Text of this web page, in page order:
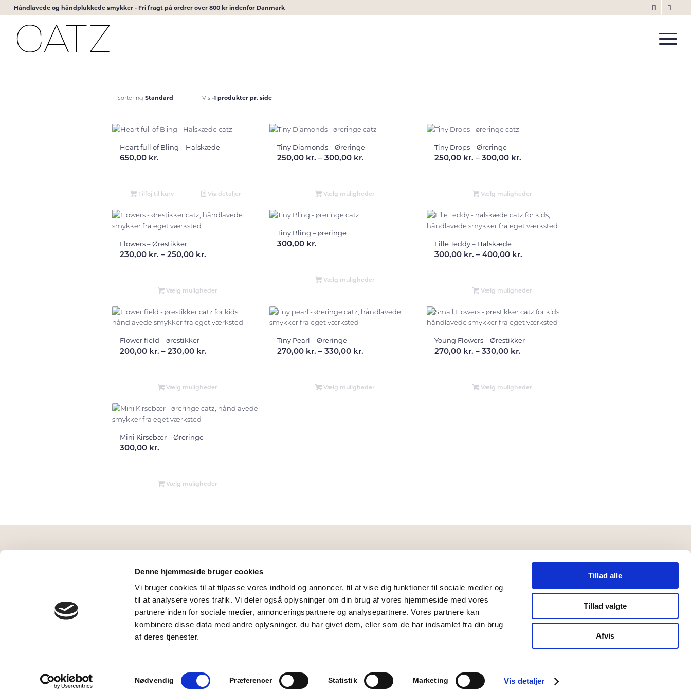
Denne hjemmeside bruger cookies
Vi bruger cookies til at tilpasse vores indhold og annoncer, til at vise dig funktioner til sociale medier og
til at analysere vores trafik. Vi deler også oplysninger om din brug af vores hjemmeside med vores
partnere inden for sociale medier, annonceringspartnere og analysepartnere. Vores partnere kan
kombinere disse data med andre oplysninger, du har givet dem, eller som de har indsamlet fra din brug
af deres tjenester.
Samtykkevalg
Nødvendig Præferencer Statistik Marketing Vis detaljer
Tillad alle
Tillad valgte
Afvis
Håndlavede og håndplukkede smykker - Fri fragt på ordrer over 800 kr indenfor Danmark
Sortering Standard Vis -1 produkter pr. side
Heart full of Bling – Halskæde
650,00 kr.
Tilføj til kurv Vis detaljer
Tiny Diamonds – Øreringe
250,00 kr. – 300,00 kr.Prisinterval:
300,00 kr.
Vælg muligheder
Tiny Drops – Øreringe
250,00 kr. – 300,00 kr.Prisinterval:
300,00 kr.
Vælg muligheder
Flowers – Ørestikker
230,00 kr. – 250,00 kr.
250,00 kr.
Vælg muligheder
Tiny Bling – øreringe
300,00 kr.
Vælg muligheder
Lille Teddy – Halskæde
300,00 kr. – 400,00 kr.Prisinterval:
400,00 kr.
Vælg muligheder
Flower field – ørestikker
200,00 kr. – 230,00 kr.
230,00 kr.
Vælg muligheder
Tiny Pearl – Øreringe
270,00 kr. – 330,00 kr.Prisinterval:
330,00 kr.
Vælg muligheder
Young Flowers – Ørestikker
270,00 kr. – 330,00 kr.Prisinterval:
330,00 kr.
Vælg muligheder
Mini Kirsebær – Øreringe
300,00 kr.
Vælg muligheder
Kattesundet 1E
5700 Svendborg
Telefon: +45 40 94 84 43
Mail: info@catz.nu
lørdag 10-14
handelsbetingelser
Læs vores privatlivspolitk
Betalingsmuligheder
Design by JH-Line